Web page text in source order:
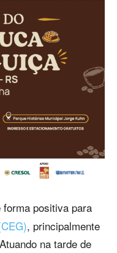
forma positiva para
, principalmente
na tarde de